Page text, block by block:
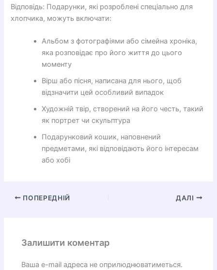
Відповідь: Подарунки, які розроблені спеціально для
хлопчика, можуть включати:
Альбом з фотографіями або сімейна хроніка,
яка розповідає про його життя до цього
моменту
Вірш або пісня, написана для нього, щоб
відзначити цей особливий випадок
Художній твір, створений на його честь, такий
як портрет чи скульптура
Подарунковий кошик, наповнений
предметами, які відповідають його інтересам
або хобі
ПОПЕРЕДНІЙ ДАЛІ
Залишити коментар
Ваша e-mail адреса не оприлюднюватиметься.